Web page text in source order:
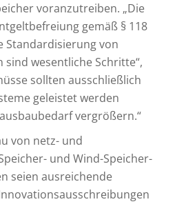
voranzutreiben. „Die
gemäß § 118
Standardisierung von
sind wesentliche Schritte“,
sollten ausschließlich
geleistet werden
vergrößern.“
von netz- und
und Wind-Speicher-
seien ausreichende